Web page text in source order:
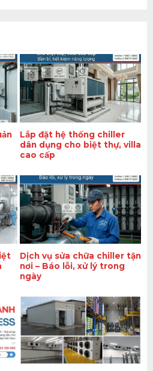
Lắp đặt hệ thống chiller
dân dụng cho biệt thự, villa
cao cấp
Dịch vụ sửa chữa chiller tận
nơi – Báo lỗi, xử lý trong
ngày